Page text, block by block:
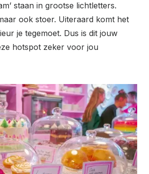
staan in grootse lichtletters.
ook stoer. Uiteraard komt het
je tegemoet. Dus is dit jouw
hotspot zeker voor jou